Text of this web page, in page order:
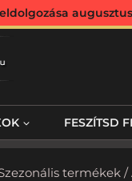
FESZÍTSD
termékek/